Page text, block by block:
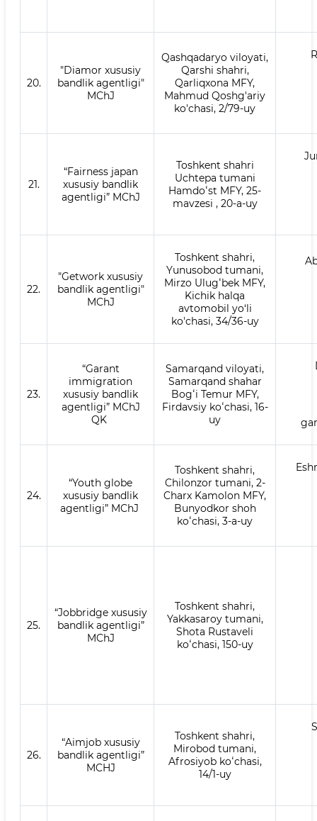
20.
"Diamor xususiy
bandlik agentligi"
MChJ
Qashqadaryo viloyati,
Qarshi shahri,
Qarliqxona MFY,
Mahmud Qoshg'ariy
ko'chasi, 2/79-uy
21.
“Fairness japan
xususiy bandlik
agentligi” MChJ
Toshkent shahri
Uchtepa tumani
Hamdoʻst MFY, 25-
mavzesi , 20-a-uy
22.
"Getwork xususiy
bandlik agentligi"
MChJ
Toshkent shahri,
Yunusobod tumani,
Mirzo Ulugʻbek MFY,
Kichik halqa
avtomobil yo‘li
ko'chasi, 34/36-uy
23.
“Garant
immigration
xususiy bandlik
agentligi” MChJ
QK
Samarqand viloyati,
Samarqand shahar
Bogʻi Temur MFY,
Firdavsiy koʻchasi, 16-
uy
24.
“Youth globe
xususiy bandlik
agentligi” MChJ
Toshkent shahri,
Chilonzor tumani, 2-
Charx Kamolon MFY,
Bunyodkor shoh
koʻchasi, 3-a-uy
25.
“Jobbridge xususiy
bandlik agentligi”
MChJ
Toshkent shahri,
Yakkasaroy tumani,
Shota Rustaveli
koʻchasi, 150-uy
26.
“Aimjob xususiy
bandlik agentligi”
MCHJ
Toshkent shahri,
Mirobod tumani,
Afrosiyob koʻchasi,
14/1-uy